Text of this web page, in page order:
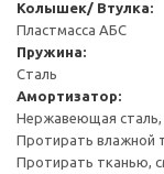
Колышек/ Втулка:
Пластмасса АБС
Пружина:
Сталь
Амортизатор:
Нержавеющая сталь,
Протирать влажной
Протирать тканью,